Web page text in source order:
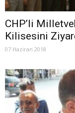
CHP’li
Kilisesini
07 Haziran 2018